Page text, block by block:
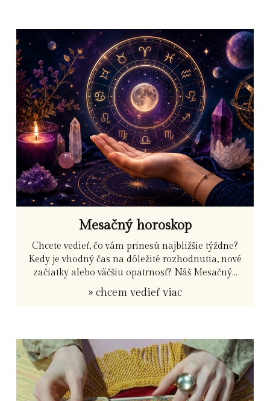
Mesačný horoskop
Chcete vedieť, čo vám prinesú najbližšie týždne?
Kedy je vhodný čas na dôležité rozhodnutia, nové
začiatky alebo väčšiu opatrnosť? Náš Mesačný...
» chcem vedieť viac